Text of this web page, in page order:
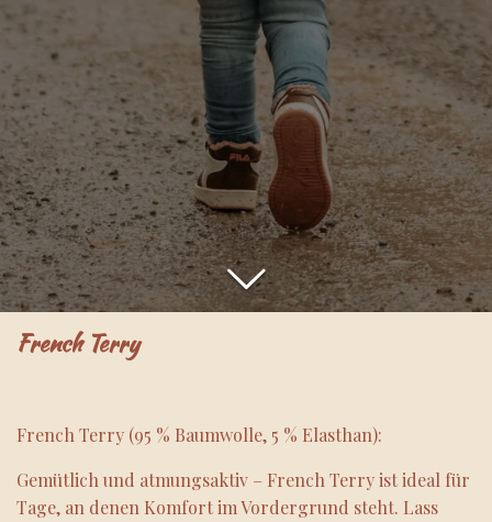
French Terry
French Terry (95 % Baumwolle, 5 % Elasthan):
Gemütlich und atmungsaktiv – French Terry ist ideal für
Tage, an denen Komfort im Vordergrund steht. Lass